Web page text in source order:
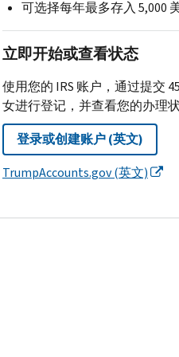
可选择每年最多存入 5,000
立即开始或查看状态
使用您的 IRS 账户，通过提交
女进行登记，并查看您的办理状
登录或创建账户 (英文)
TrumpAccounts.gov (英文)